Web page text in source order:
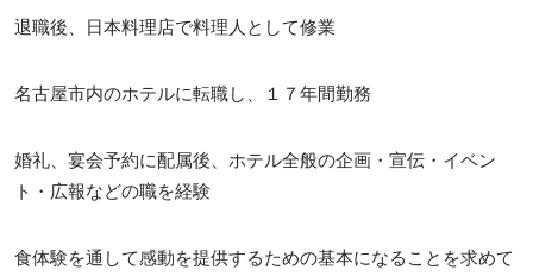
退職後、日本料理店で料理人として修業
名古屋市内のホテルに転職し、１７年間勤務
婚礼、宴会予約に配属後、ホテル全般の企画・宣伝・イベン
ト・広報などの職を経験
食体験を通して感動を提供するための基本になることを求めて